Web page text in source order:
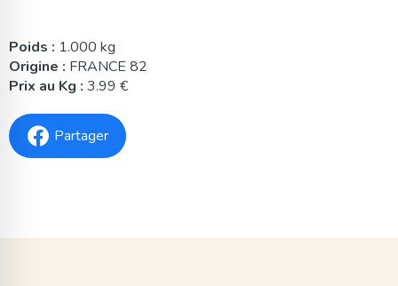
Poids : 1.000 kg
Origine : FRANCE 82
Prix au Kg : 3.99 €
Partager